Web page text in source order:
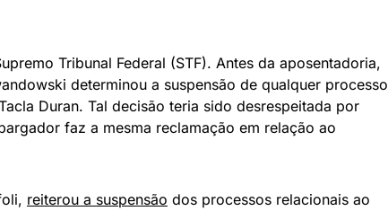
Tribunal Federal (STF). Antes da aposentadoria,
determinou a suspensão de qualquer processo
Duran. Tal decisão teria sido desrespeitada por
faz a mesma reclamação em relação ao
reiterou a suspensão dos processos relacionais ao